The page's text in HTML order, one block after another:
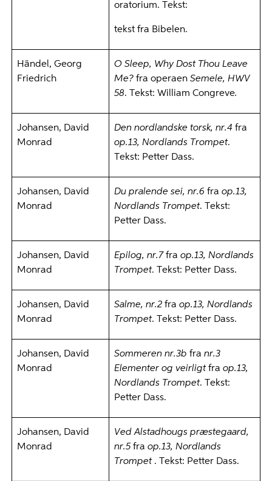
oratorium. Tekst:
tekst fra Bibelen.
Händel, Georg
Friedrich
O Sleep, Why Dost Thou Leave
Me? fra operaenSemele, HWV
58. Tekst: William Congreve.
Johansen, David
Monrad
Den nordlandske torsk, nr.4 fra
op.13, Nordlands Trompet.
Tekst: Petter Dass.
Johansen, David
Monrad
Du pralende sei, nr.6 fra op.13,
Nordlands Trompet. Tekst:
Petter Dass.
Johansen, David
Monrad
Epilog, nr.7 fra op.13, Nordlands
Trompet. Tekst: Petter Dass.
Johansen, David
Monrad
Salme, nr.2 fra op.13, Nordlands
Trompet. Tekst: Petter Dass.
Johansen, David
Monrad
Sommeren nr.3b fra nr.3
Elementer og veirligtfra op.13,
Nordlands Trompet. Tekst:
Petter Dass.
Johansen, David
Monrad
Ved Alstadhougs præstegaard,
nr.5 fra op.13, Nordlands
Trompet . Tekst: Petter Dass.